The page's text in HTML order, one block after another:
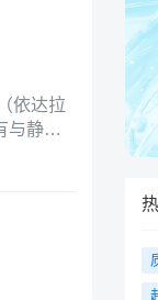
依达拉
与静脉
液袋